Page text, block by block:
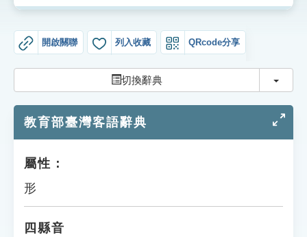
生字詞彙表
知識索引
遊戲專區
開啟關聯 列入收藏 QRcode分享
切換辭典 切換
教育部臺灣客語辭典
屬性：
形
四縣音